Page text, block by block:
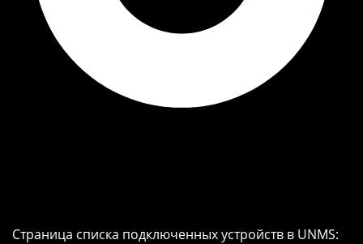
Страница списка подключенных устройств в UNMS: